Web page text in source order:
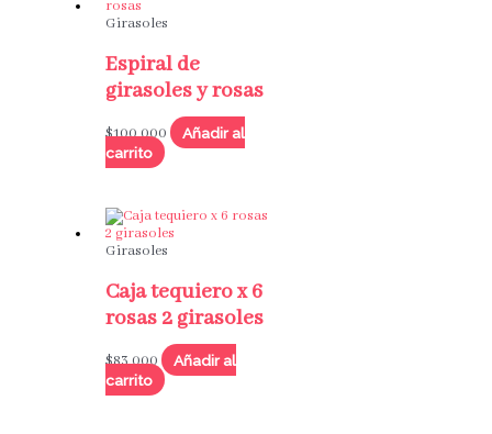
Girasoles
Espiral de
girasoles y rosas
$100,000
Añadir al
carrito
Girasoles
Caja tequiero x 6
rosas 2 girasoles
$83,000
Añadir al
carrito